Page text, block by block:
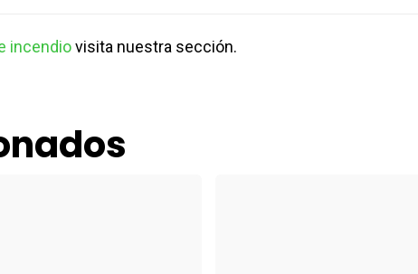
incendiovisita nuestra sección.